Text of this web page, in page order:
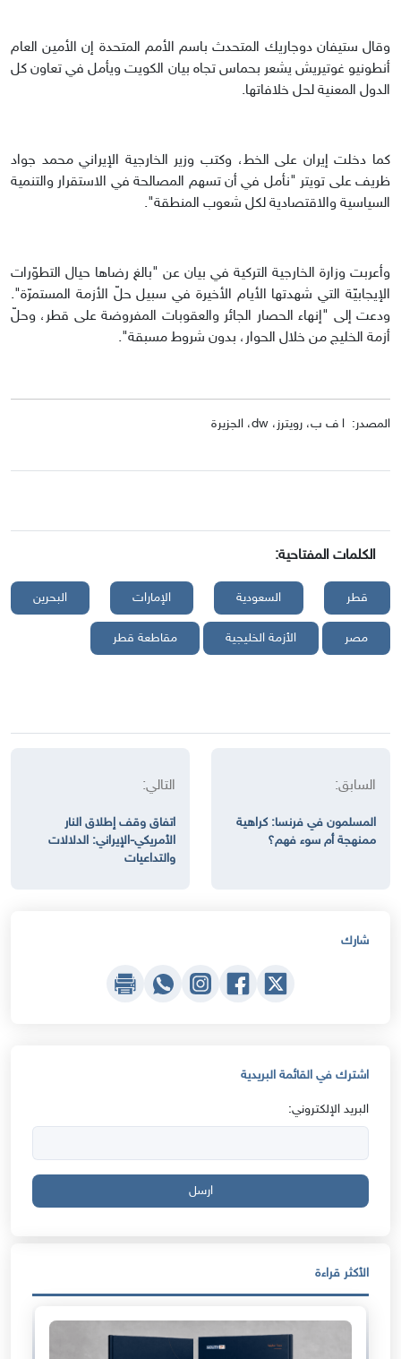
وقال ستيفان دوجاريك المتحدث باسم الأمم المتحدة إن الأمين العام
أنطونيو غوتيريش يشعر بحماس تجاه بيان الكويت ويأمل في تعاون كل
الدول المعنية لحل خلافاتها.
كما دخلت إيران على الخط، وكتب وزير الخارجية الإيراني محمد جواد
ظريف على تويتر "نأمل في أن تسهم المصالحة في الاستقرار والتنمية
السياسية والاقتصادية لكل شعوب المنطقة".
وأعربت وزارة الخارجية التركية في بيان عن "بالغ رضاها حيال التطوّرات
الإيجابيّة التي شهدتها الأيام الأخيرة في سبيل حلّ الأزمة المستمرّة".
ودعت إلى "إنهاء الحصار الجائر والعقوبات المفروضة على قطر، وحلّ
أزمة الخليج من خلال الحوار، بدون شروط مسبقة".
المصدر: ا ف ب، رويترز، dw، الجزيرة
الكلمات المفتاحية:
قطر السعودية الإمارات البحرين
مصر الأزمة الخليجية مقاطعة قطر
السابق:
المسلمون في فرنسا: كراهية
ممنهجة أم سوء فهم؟
التالي:
اتفاق وقف إطلاق النار
الأمريكي-الإيراني: الدلالات
والتداعيات
شارك
اشترك في القائمة البريدية
البريد الإلكتروني:
ارسل
الأكثر قراءة